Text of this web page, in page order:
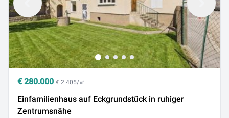
€ 280.000 € 2.405/㎡
Einfamilienhaus auf Eckgrundstück in ruhiger
Zentrumsnähe